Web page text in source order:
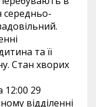
середньо-
та її
Стан хворих
12:00 29
відділенні